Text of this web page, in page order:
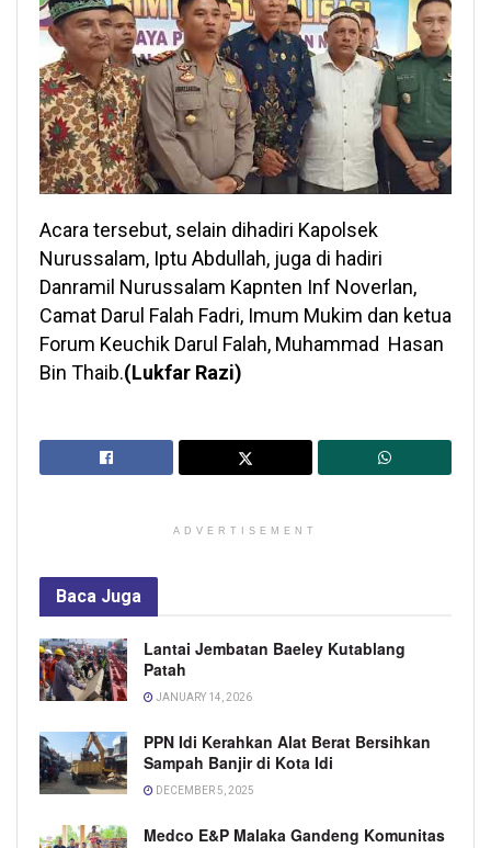
Acara tersebut, selain dihadiri Kapolsek
Nurussalam, Iptu Abdullah, juga di hadiri
Danramil Nurussalam Kapnten Inf Noverlan,
Camat Darul Falah Fadri, Imum Mukim dan ketua
Forum Keuchik Darul Falah, Muhammad Hasan
Bin Thaib.(Lukfar Razi)
ADVERTISEMENT
Baca Juga
Lantai Jembatan Baeley Kutablang
Patah
JANUARY 14, 2026
PPN Idi Kerahkan Alat Berat Bersihkan
Sampah Banjir di Kota Idi
DECEMBER 5, 2025
Medco E&P Malaka Gandeng Komunitas